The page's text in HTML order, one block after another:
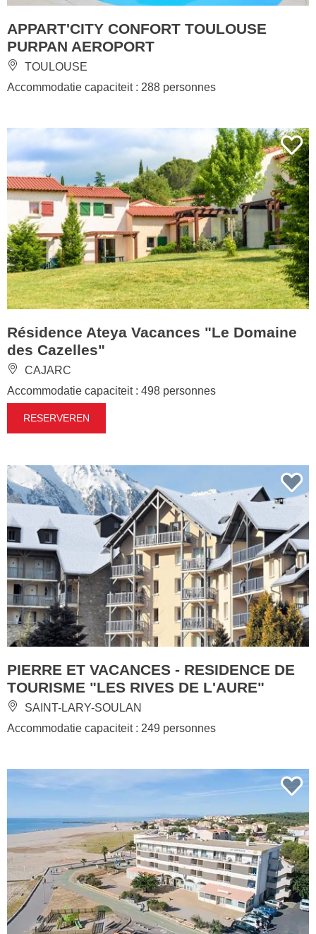
APPART'CITY CONFORT TOULOUSE
PURPAN AEROPORT
TOULOUSE
Accommodatie capaciteit : 288 personnes
Résidence Ateya Vacances "Le Domaine
des Cazelles"
CAJARC
Accommodatie capaciteit : 498 personnes
RESERVEREN
PIERRE ET VACANCES - RESIDENCE DE
TOURISME "LES RIVES DE L'AURE"
SAINT-LARY-SOULAN
Accommodatie capaciteit : 249 personnes